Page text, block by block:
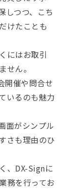
しつつ、こち
けたことも
にはお取引
せん。
開催や問合せ
いるのも魅力
面がシンプル
さも理由のひ
、DX-Signに
務を行ってお